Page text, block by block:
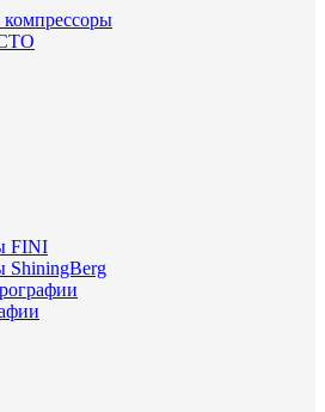
компрессоры
FINI
ShiningBerg